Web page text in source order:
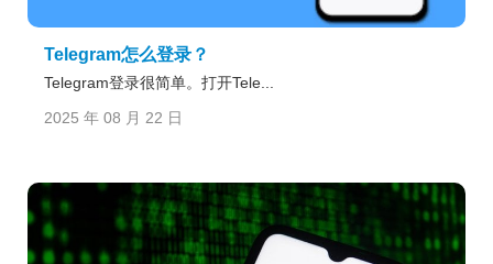
Telegram怎么登录？
Telegram登录很简单。打开Tele...
2025 年 08 月 22 日